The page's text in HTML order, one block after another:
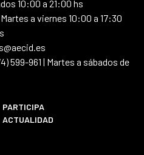
10:00 a 21:00 hs
a viernes 10:00 a 17:30
599-961 | Martes a sábados de
PARTICIPA
ACTUALIDAD